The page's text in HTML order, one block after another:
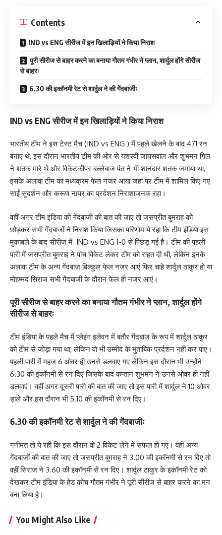
Contents
IND vs ENG सीरीज में इन खिलाड़ियों ने किया निराश
पूरी सीरीज से बाहर करने का बनाया गौतम गंभीर ने प्लान, शार्दुल होंगे सीरीज
से बाहरः
6.30 की इकॉनमी रेट से शार्दुल ने की गेंदबाजीः
IND vs ENG सीरीज में इन खिलाड़ियों ने किया निराश
भारतीय टीम ने इस टेस्ट मैच (IND vs ENG ) में पहले खेलने के बाद 471 रन
बनाए थे, इस दौरान भारतीय टीम की ओर से यशस्वी जायसवाल और शुभमन गिल
ने शतक मारे थे और विकेटकीपर बल्लेबाज पंत ने भी शानदार शतक जमाया था,
इसके अलावा टीम का मध्यक्रम फेल नजर आया जहां पर टीम में शामिल किए गए
साईं सुदर्शन और करूण नायर का प्रर्दशन निराशाजनक रहा।
वहीं अगर टीम इंडिया की गेंदबाजी की बात की जाए तो जसप्रीत बुमराह को
छोड़कर सभी गेंदबाजों ने निराश किया जिसका परिणाम ये रहा कि टीम इंडिया इस
मुकाबले के बाद सीरीज में IND vs ENG 1-0 से पिछड़ गई है। टीम की पहली
पारी में जसप्रीत बुमराह ने पांच विकेट लेकर टीम को राहत दी थी, लेकिन इनके
अलावा टीम के अन्य गेंदबाज बिल्कुल फेल नजर आएं फिर चाहे शार्दुल ठाकुर हो या
मोहम्मद सिराज सभी गेंदबाजी के दौरान फेल ही नजर आएं।
पूरी सीरीज से बाहर करने का बनाया गौतम गंभीर ने प्लान, शार्दुल होंगे
सीरीज से बाहरः
टीम इंडिया के पहले मैच में प्लेइंग इलेवन में बतौर गेंदबाज के रूप में शार्दुल ठाकुर
को टीम से जोड़ा गया था, लेकिन वो भी उम्मीद के मुताबिक प्रर्दशन नहीं कर पाए।
पहली पारी में महज 6 ओवर ही उनसे ड़लवाए गए लेकिन इस दौरान भी उन्होंने
6.30 की इकॉनमी से रन दिए जिसके बाद कप्तान शुभमन ने उनसे ओवर ही नहीं
ड़लवाएं। वहीं अगर दूसरी पारी की बात की जाए तो इस पारी में शार्दुल ने 10 ओवर
ड़ाले और इस दौरान भी 5.10 की इकॉनमी से रन दिए।
6.30 की इकॉनमी रेट से शार्दुल ने की गेंदबाजीः
गनीमत तो ये रही कि इस दौरान वो 2 विकेट लेने में सफल हो गए। वहीं अन्य
गेंदबाजों की बात की जाए तो जसप्रीत बुमराह ने 3.00 की इकॉनमी से रन दिए तो
वहीं सिराज ने 3.60 की इकॉनमी से रन दिए। शार्दुल ठाकुर के इकॉनमी रेट को
देखकर टीम इंडिया के हेड कोच गौतम गंभीर ने पूरी सीरीज से बाहर करने का मन
बना लिया है।
You Might Also Like